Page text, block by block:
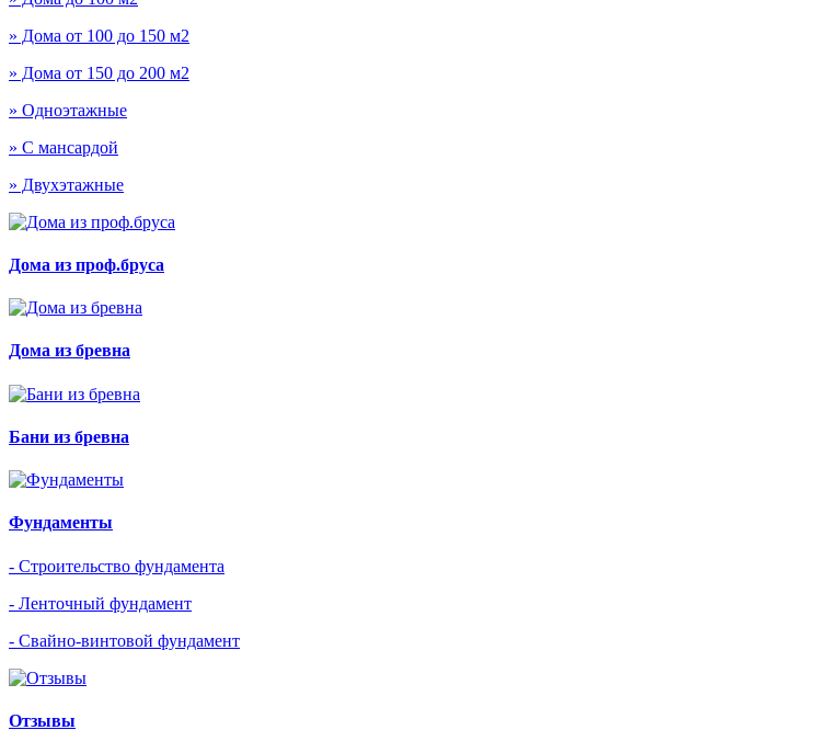
» Дома от 100 до 150 м2
» Дома от 150 до 200 м2
» Одноэтажные
» С мансардой
» Двухэтажные
Дома из проф.бруса
Дома из бревна
Бани из бревна
Фундаменты
- Строительство фундамента
- Ленточный фундамент
- Свайно-винтовой фундамент
Отзывы